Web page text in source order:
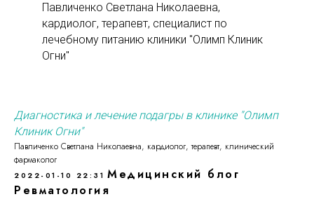
Павличенко Светлана Николаевна,
кардиолог, терапевт, специалист по
лечебному питанию клиники "Олимп Клиник
Огни"
Диагностика и лечение подагры в клинике "Олимп
Клиник Огни"
Павличенко Светлана Николаевна, кардиолог, терапевт, клинический
фармаколог
2022-01-10 22:31 Медицинский блог
Ревматология